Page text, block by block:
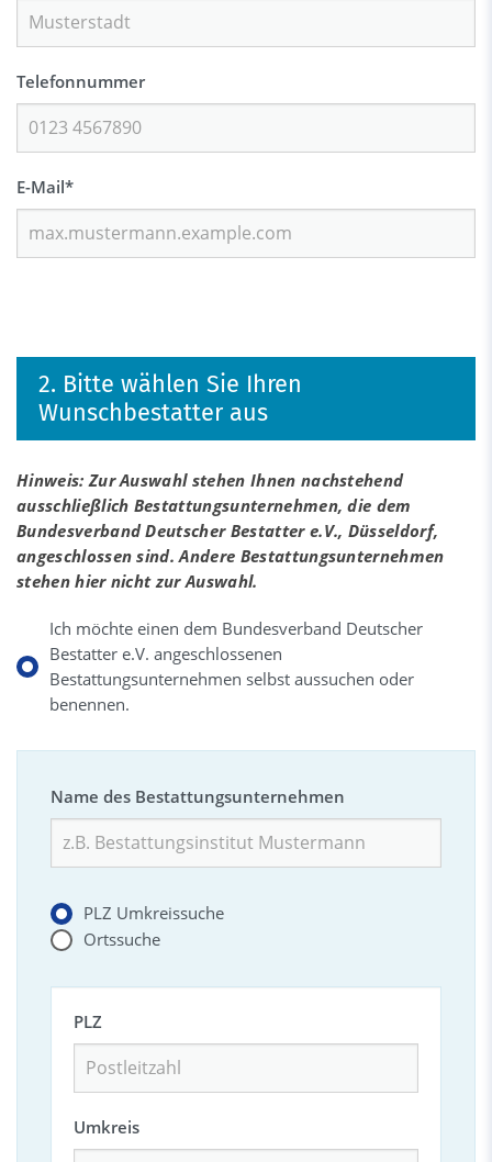
Telefonnummer
E-Mail*
2. Bitte wählen Sie Ihren
Wunschbestatter aus
Hinweis: Zur Auswahl stehen Ihnen nachstehend
ausschließlich Bestattungsunternehmen, die dem
Bundesverband Deutscher Bestatter e.V., Düsseldorf,
angeschlossen sind. Andere Bestattungsunternehmen
stehen hier nicht zur Auswahl.
Ich möchte einen dem Bundesverband Deutscher
Bestatter e.V. angeschlossenen
Bestattungsunternehmen selbst aussuchen oder
benennen.
Name des Bestattungsunternehmen
PLZ Umkreissuche
Ortssuche
PLZ
Umkreis